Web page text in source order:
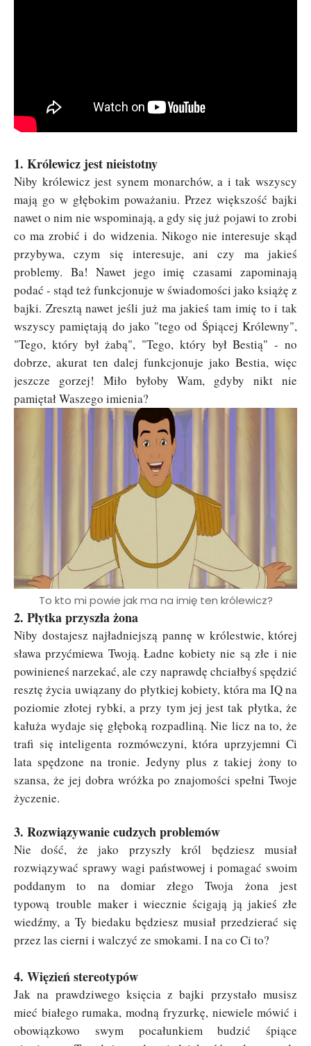
1. Królewicz jest nieistotny
Niby królewicz jest synem monarchów, a i tak wszyscy
mają go w głębokim poważaniu. Przez większość bajki
nawet o nim nie wspominają, a gdy się już pojawi to zrobi
co ma zrobić i do widzenia. Nikogo nie interesuje skąd
przybywa, czym się interesuje, ani czy ma jakieś
problemy. Ba! Nawet jego imię czasami zapominają
podać - stąd też funkcjonuje w świadomości jako książę z
bajki. Zresztą nawet jeśli już ma jakieś tam imię to i tak
wszyscy pamiętają do jako "tego od Śpiącej Królewny",
"Tego, który był żabą", "Tego, który był Bestią" - no
dobrze, akurat ten dalej funkcjonuje jako Bestia, więc
jeszcze gorzej! Miło byłoby Wam, gdyby nikt nie
pamiętał Waszego imienia?
To kto mi powie jak ma na imię ten królewicz?
2. Płytka przyszła żona
Niby dostajesz najładniejszą pannę w królestwie, której
sława przyćmiewa Twoją. Ładne kobiety nie są złe i nie
powinieneś narzekać, ale czy naprawdę chciałbyś spędzić
resztę życia uwiązany do płytkiej kobiety, która ma IQ na
poziomie złotej rybki, a przy tym jej jest tak płytka, że
kałuża wydaje się głęboką rozpadliną. Nie licz na to, że
trafi się inteligenta rozmówczyni, która uprzyjemni Ci
lata spędzone na tronie. Jedyny plus z takiej żony to
szansa, że jej dobra wróżka po znajomości spełni Twoje
życzenie.
3. Rozwiązywanie cudzych problemów
Nie dość, że jako przyszły król będziesz musiał
rozwiązywać sprawy wagi państwowej i pomagać swoim
poddanym to na domiar złego Twoja żona jest
typowątrouble maker i wiecznie ścigają ją jakieś złe
wiedźmy, a Ty biedaku będziesz musiał przedzierać się
przez las cierni i walczyć ze smokami. I na co Ci to?
4. Więzień stereotypów
Jak na prawdziwego księcia z bajki przystało musisz
mieć białego rumaka, modną fryzurkę, niewiele mówić i
obowiązkowo swym pocałunkiem budzić śpiące